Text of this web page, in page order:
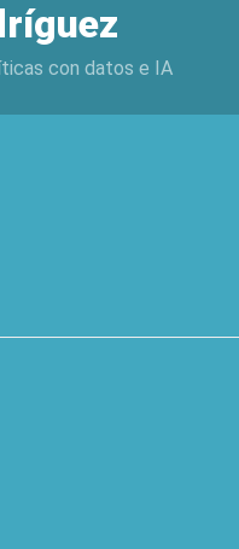
con datos e IA